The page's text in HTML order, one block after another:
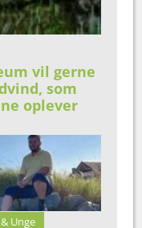
vil gerne
som
oplever
Unge